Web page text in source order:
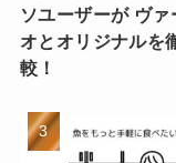
ソユーザーが ヴァ
オとオリジナルを
較！